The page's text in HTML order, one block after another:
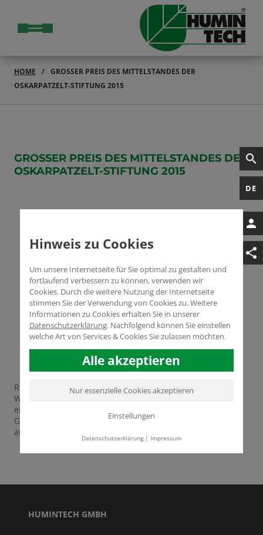
DE
HOME
GROSSER PREIS DES MITTELSTANDES DER O
SKARPATZELT-STIFTUNG 2015
GROSSER PREIS DES MITTELSTANDES DER O
SKARPATZELT-STIFTUNG 2015
Rund 5000 Unternehmen werden jährlich für diesen
Wettbewerb nominiert. Die Humintech GmbH wird als
einer von 800 weiteren Bewerbern in die Juryliste für den
Großen Preis der KMU der Oskar-Patzelt-Stiftung
aufgenommen.
HUMINTECH GMBH
Hinweis zu Cookies
Um unsere Internetseite für Sie optimal zu gestalten und
fortlaufend verbessern zu können, verwenden wir
Cookies. Durch die weitere Nutzung der Internetseite
stimmen Sie der Verwendung von Cookies zu. Weitere
Informationen zu Cookies erhalten Sie in unserer
Datenschutzerklärung. Nachfolgend können Sie einstellen
welche Art von Services & Cookies Sie zulassen möchten.
Alle akzeptieren
Nur essenzielle Cookies akzeptieren
Einstellungen
Datenschutzerklärung| Impressum